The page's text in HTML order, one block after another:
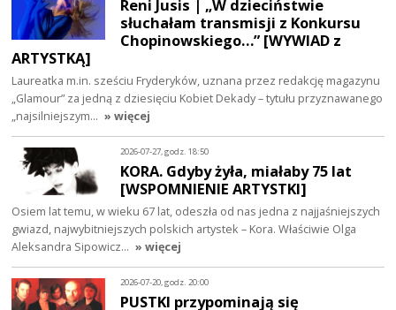
Reni Jusis | „W dzieciństwie
słuchałam transmisji z Konkursu
Chopinowskiego…” [WYWIAD z
ARTYSTKĄ]
Laureatka m.in. sześciu Fryderyków, uznana przez redakcję magazynu
„Glamour” za jedną z dziesięciu Kobiet Dekady – tytułu przyznawanego
„najsilniejszym… » więcej
2026-07-27, godz. 18:50
KORA. Gdyby żyła, miałaby 75 lat
[WSPOMNIENIE ARTYSTKI]
Osiem lat temu, w wieku 67 lat, odeszła od nas jedna z najjaśniejszych
gwiazd, najwybitniejszych polskich artystek – Kora. Właściwie Olga
Aleksandra Sipowicz… » więcej
2026-07-20, godz. 20:00
PUSTKI przypominają się